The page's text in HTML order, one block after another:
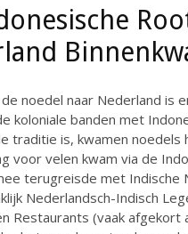
noedel naar Nederland is
koloniale banden met
traditie is, kwamen
voor velen kwam via de
terugreisde met Indische
Nederlandsch-Indisch
Restaurants (vaak afgekort